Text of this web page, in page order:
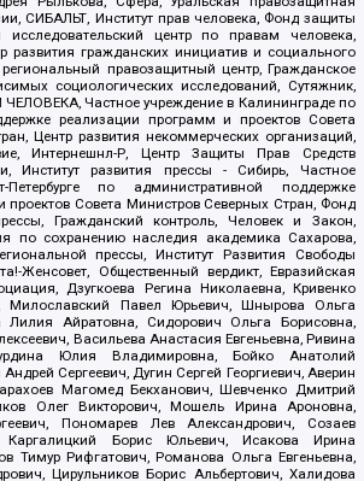
СИБАЛЬТ, Институт прав человека, Фонд защиты
исследовательский центр по правам человека,
развития гражданских инициатив и социального
правозащитный центр, Гражданское
социологических исследований, Сутяжник,
Частное учреждение в Калининграде по
реализации программ и проектов Совета
Центр развития некоммерческих организаций,
Интернешнл-Р, Центр Защиты Прав Средств
Институт развития прессы - Сибирь, Частное
по административной поддержке
Совета Министров Северных Стран, Фонд
Гражданский контроль, Человек и Закон,
по сохранению наследия академика Сахарова,
прессы, Институт Развития Свободы
Женсовет, Общественный вердикт, Евразийская
Дзугкоева Регина Николаевна, Кривенко
Милославский Павел Юрьевич, Шнырова Ольга
Айратовна, Сидорович Ольга Борисовна,
Васильева Анастасия Евгеньевна, Ривина
Юлия Владимировна, Бойко Анатолий
Сергеевич, Дугин Сергей Георгиевич, Аверин
Магомед Бекханович, Шевченко Дмитрий
Олег Викторович, Мошель Ирина Ароновна,
Пономарев Лев Александрович, Созаев
Каргалицкий Борис Юльевич, Исакова Ирина
Тимур Рифгатович, Романова Ольга Евгеньевна,
Цирульников Борис Альбертович, Халидова